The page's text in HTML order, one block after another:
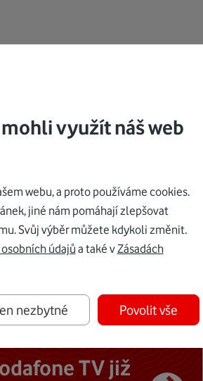
TV již
využít náš web
webu, a proto používáme cookies.
jiné nám pomáhají zlepšovat
Svůj výběr můžete kdykoli změnit.
údajůa také vZásadách
nezbytné Povolit vše